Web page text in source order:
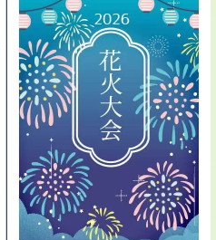
そ、越前へ。